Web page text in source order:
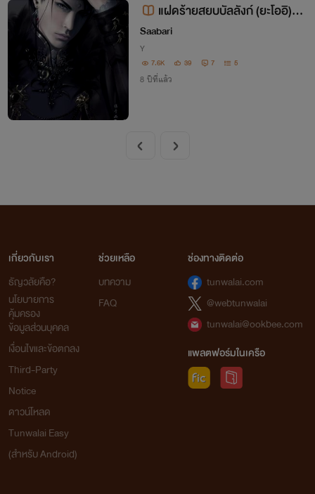
แฝดร้ายสยบบัลลังก์ (ยะโออิ)นิย
ายY
Saabari
Y
7.6K 39 7 5
8 ปีที่แล้ว
เกี่ยวกับเรา
ธัญวลัยคือ?
นโยบายการ
คุ้มครอง
ข้อมูลส่วนบุคคล
เงื่อนไขและข้อตกลง
Third-Party
Notice
ดาวน์โหลด
Tunwalai Easy
(สำหรับ Android)
ช่วยเหลือ
บทความ
FAQ
ช่องทางติดต่อ
tunwalai.com
@webtunwalai
tunwalai@ookbee.com
แพลตฟอร์มในเครือ